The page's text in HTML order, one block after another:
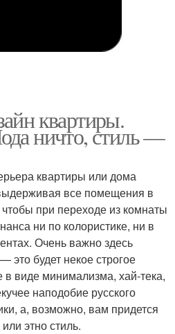
квартиры.
ничто, стиль —
квартиры или дома
все помещения в
при переходе из комнаты
ни по колористике, ни в
Очень важно здесь
это будет некое строгое
в виде минимализма, хай-тека,
наподобие русского
а, возможно, вам придется
этно стиль.